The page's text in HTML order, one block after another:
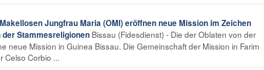
Jungfrau Maria (OMI) eröffnen neue Mission im Zeichen
Stammesreligionen Bissau (Fidesdienst) - Die der Oblaten von der
neue Mission in Guinea Bissau. Die Gemeinschaft der Mission in Farim
Celso Corbio ...